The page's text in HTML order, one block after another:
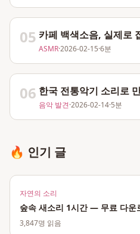
05 카페 백색소음, 실제로
ASMR·2026-02-15·6분
06 한국 전통악기 소리로
음악 발견·2026-02-14·5분
🔥 인기 글
자연의 소리
숲속 새소리 1시간 — 무료 다운
3,847명 읽음